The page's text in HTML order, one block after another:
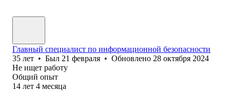
Главный специалист по информационной безопасности
35 лет • Был 21 февраля • Обновлено 28 октября 2024
Не ищет работу
Общий опыт
14 лет 4 месяца